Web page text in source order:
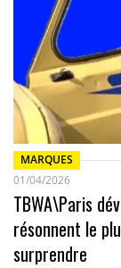
MARQUES
01/04/2026
TBWA\Paris
résonnent le
surprendre